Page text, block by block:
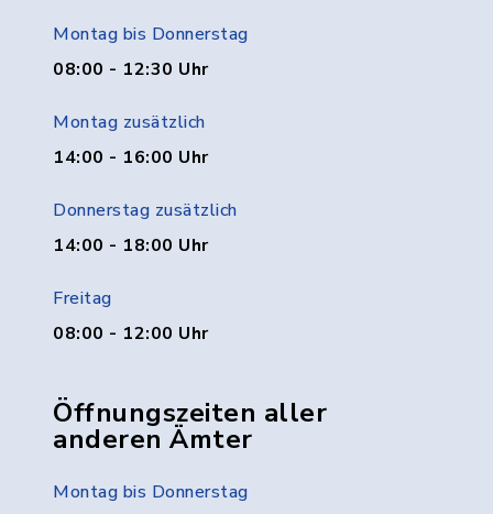
Montag bis Donnerstag
08:00 - 12:30 Uhr
Montag zusätzlich
14:00 - 16:00 Uhr
Donnerstag zusätzlich
14:00 - 18:00 Uhr
Freitag
08:00 - 12:00 Uhr
Öffnungszeiten aller
anderen Ämter
Montag bis Donnerstag